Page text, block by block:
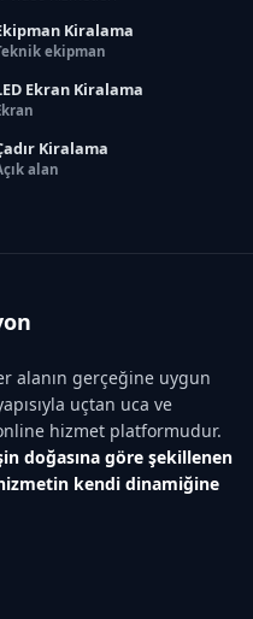
Kiralama
ekipman
Ekran Kiralama
Kiralama
alan
alanın gerçeğine uygun
uçtan uca ve
hizmet platformudur.
doğasına göre şekillenen
kendi dinamiğine